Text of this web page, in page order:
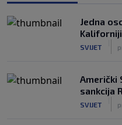
se pitaju
OSTALI
Jedna
Kaliforniji
SVIJET
Američki
sankcija
SVIJET